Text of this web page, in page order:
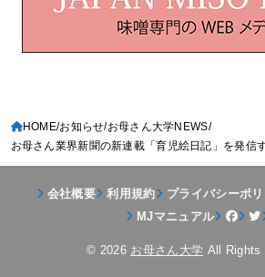
HOME お知らせ お母さん大学NEWS
お母さん業界新聞の新連載「育児絵日記」を発信
会社概要 利用規約 プライバシーポ
MJマニュアル
© 2026 お母さん大学 All Rights